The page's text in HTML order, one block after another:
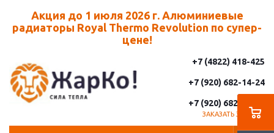
Акция до 1 июля 2026 г. Алюминиевые
радиаторы Royal Thermo Revolution по супер-
цене!
+7 (4822) 418-425
+7 (920) 682-14-24
+7 (920) 682-14-25
ЗАКАЗАТЬ ЗВОНОК